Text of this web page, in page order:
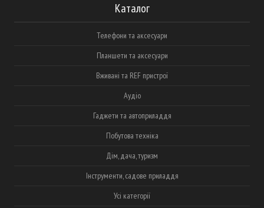
Каталог
Телефони та аксесуари
Планшети та аксесуари
Вживані та REF пристрої
Аудіо
Гаджети та автоприладдя
Побутова техніка
Дім, дача, туризм
Інструменти, садове приладдя
Усі категорії